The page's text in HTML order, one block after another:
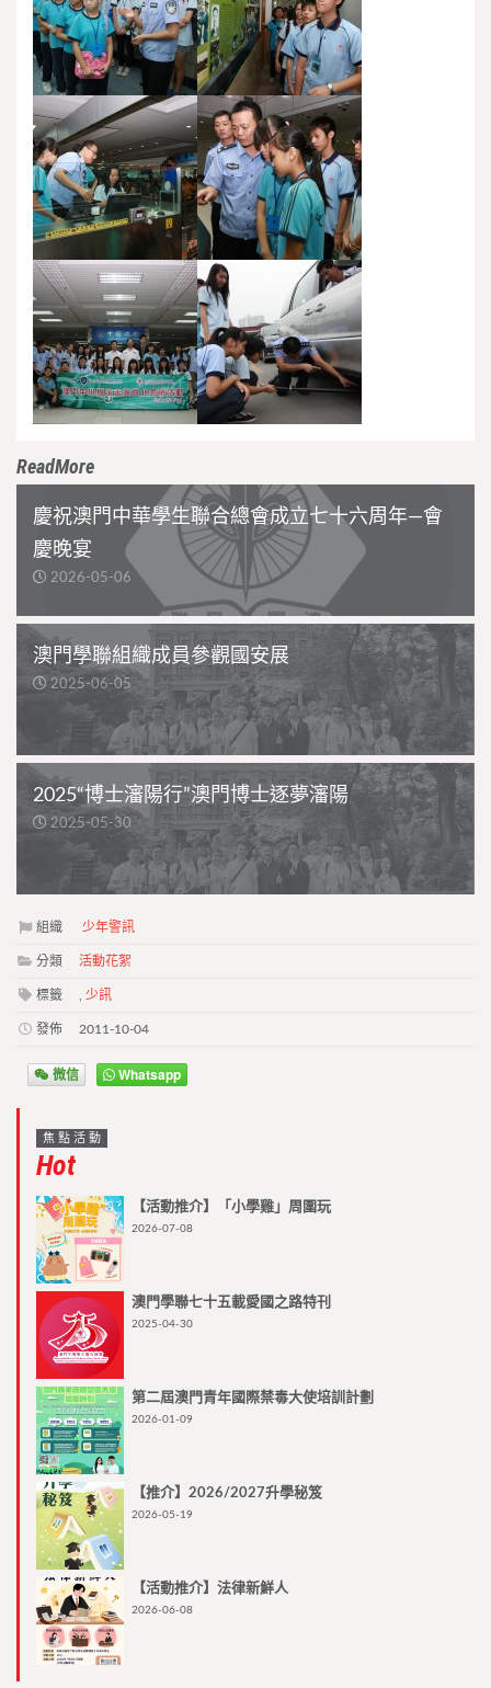
ReadMore
慶祝澳門中華學生聯合總會成立七十六周年—會
慶晚宴
2026-05-06
澳門學聯組織成員參觀國安展
2025-06-05
2025“博士瀋陽行”澳門博士逐夢瀋陽
2025-05-30
組織 少年警訊
分類 活動花絮
標籤 , 少訊
發佈 2011-10-04
微信 Whatsapp
焦點活動
Hot
【活動推介】「小學雞」周圍玩
2026-07-08
澳門學聯七十五載愛國之路特刊
2025-04-30
第二屆澳門青年國際禁毒大使培訓計劃
2026-01-09
【推介】2026/2027升學秘笈
2026-05-19
【活動推介】法律新鮮人
2026-06-08